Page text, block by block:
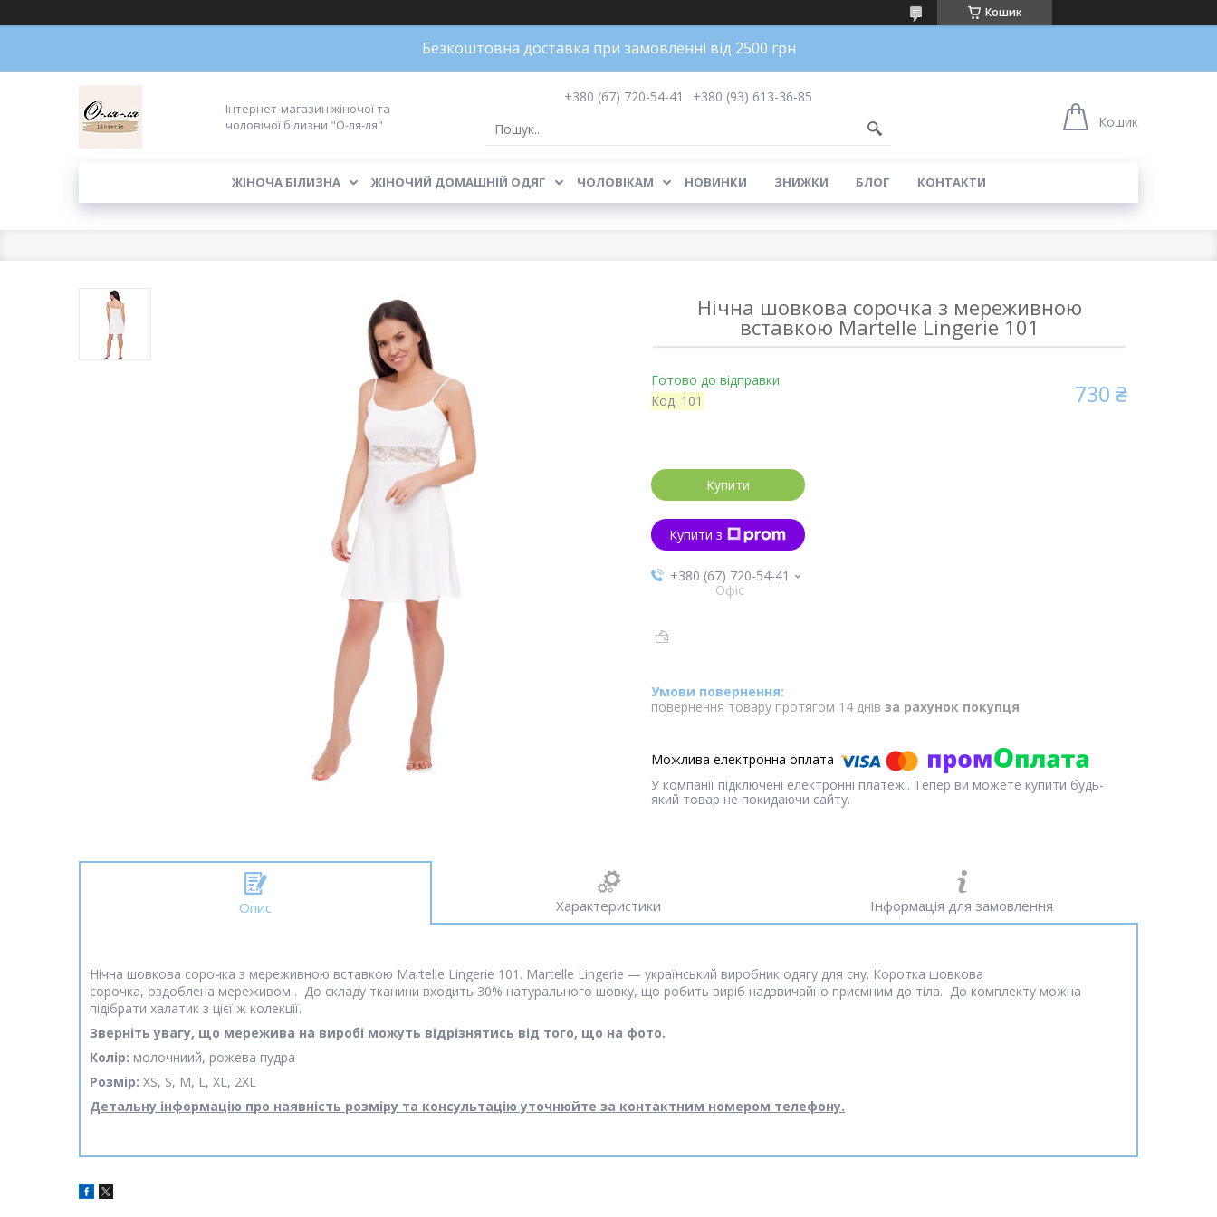
Кошик
Безкоштовна доставка при замовленні від 2500 грн
Інтернет-магазин жіночої та
чоловічої білизни "О-ля-ля"
+380 (67) 720-54-41
+380 (93) 613-36-85
Кошик
ЖІНОЧА БІЛИЗНА ЖІНОЧИЙ ДОМАШНІЙ ОДЯГ ЧОЛОВІКАМ НОВИНКИ ЗНИЖКИ БЛОГ КОНТАКТИ
Нічна шовкова сорочка з мереживною
вставкою Martelle Lingerie 101
Готово до відправки
Код: 101 730 ₴
Купити
Купити з
+380 (67) 720-54-41
Офіс
повернення товару протягом 14 днів за рахунок покупця
У компанії підключені електронні платежі. Тепер ви можете купити будь-
який товар не покидаючи сайту.
Опис Характеристики Інформація для замовлення
Нічна шовкова сорочка з мереживною вставкою Martelle Lingerie 101. Martelle Lingerie — український виробник одягу для сну. Коротка шовкова
сорочка, оздоблена мереживом . До складу тканини входить 30% натурального шовку, що робить виріб надзвичайно приємним до тіла. До комплекту можна
підібрати халатик з цієї ж колекції.
Зверніть увагу, що мережива на виробі можуть відрізнятись від того, що на фото.
Колір: молочниий, рожева пудра
Розмір: XS, S, M, L, XL, 2XL
Детальну інформацію про наявність розміру та консультацію уточнюйте за контактним номером телефону.